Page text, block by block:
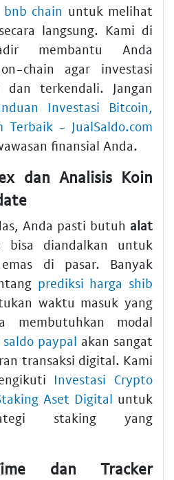
chain untuk melihat
langsung. Kami di
membantu Anda
chain agar investasi
terkendali. Jangan
Investasi Bitcoin,
Terbaik - JualSaldo.com
finansial Anda.
dan Analisis Koin
Anda pasti butuh alat
bisa diandalkan untuk
di pasar. Banyak
prediksi harga shib
waktu masuk yang
membutuhkan modal
paypal akan sangat
transaksi digital. Kami
Investasi Crypto
Aset Digital untuk
staking yang
dan Tracker